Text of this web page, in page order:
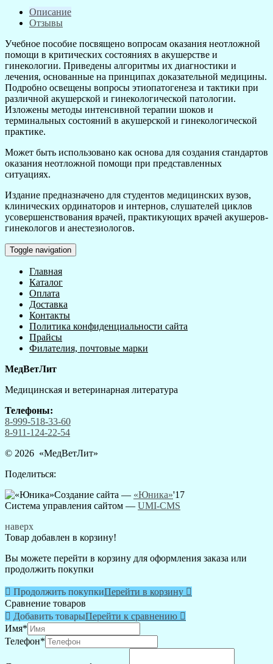
Описание
Отзывы
Учебное пособие посвящено вопросам оказания неотложной
помощи в критических состояниях в акушерстве и
гинекологии. Приведены алгоритмы их диагностики и
лечения, основанные на принципах доказательной медицины.
Подробно освещены вопросы этиопатогенеза и тактики при
различной акушерской и гинекологической патологии.
Изложены методы интенсивной терапии шоков и
терминальных состояний в акушерской и гинекологической
практике.
Может быть использовано как основа для создания стандартов
оказания неотложной помощи при представленных
ситуациях.
Издание предназначено для студентов медицинских вузов,
клинических ординаторов и интернов, слушателей циклов
усовершенствования врачей, практикующих врачей акушеров-
гинекологов и анестезиологов.
Toggle navigation
Главная
Каталог
Оплата
Доставка
Контакты
Политика конфиденциальности сайта
Прайсы
Филателия, почтовые марки
МедВетЛит
Медицинская и ветеринарная литература
Телефоны:
8-999-518-33-60
8-911-124-22-54
© 2026 «МедВетЛит»
Поделиться:
Создание сайта — «Юника»'17
Система управления сайтом — UMI-CMS
наверх
Товар добавлен в корзину!
Вы можете перейти в корзину для оформления заказа или
продолжить покупки
 Продолжить покупкиПерейти в корзину 
Сравнение товаров
 Добавить товарыПерейти к сравнению 
Имя*
Телефон*